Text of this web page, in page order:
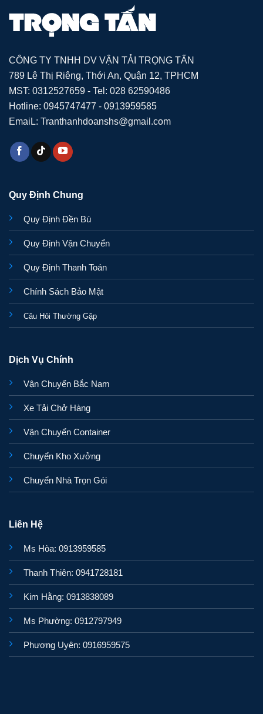
CÔNG TY TNHH DV VẬN TẢI TRỌNG TẤN
789 Lê Thị Riêng, Thới An, Quận 12, TPHCM
MST: 0312527659 - Tel: 028 62590486
Hotline: 0945747477 - 0913959585
EmaiL: Tranthanhdoanshs@gmail.com
Quy Định Chung
Quy Định Đền Bù
Quy Định Vận Chuyển
Quy Định Thanh Toán
Chính Sách Bảo Mật
Câu Hỏi Thường Gặp
Dịch Vụ Chính
Vận Chuyển Bắc Nam
Xe Tải Chở Hàng
Vận Chuyển Container
Chuyển Kho Xưởng
Chuyển Nhà Trọn Gói
Liên Hệ
Ms Hòa: 0913959585
Thanh Thiên: 0941728181
Kim Hằng: 0913838089
Ms Phường: 0912797949
Phương Uyên: 0916959575